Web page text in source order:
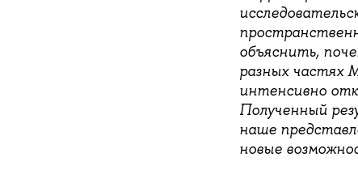
объяснить,
разных частях
интенсивно
Полученный
наше
новые